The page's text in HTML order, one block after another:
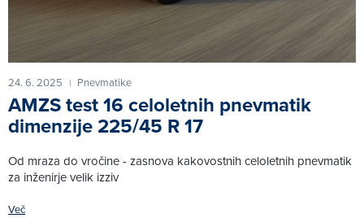
24. 6. 2025 | Pnevmatike
AMZS test 16 celoletnih pnevmatik
dimenzije 225/45 R 17
Od mraza do vročine - zasnova kakovostnih celoletnih pnevmatik
za inženirje velik izziv
Več